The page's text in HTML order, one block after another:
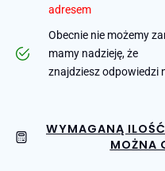
adresem
Obecnie nie możemy
mamy nadzieję, że
znajdziesz odpowiedzi
WYMAGANĄ
MOŻNA